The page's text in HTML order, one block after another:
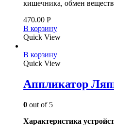
кишечника, обмен
470.00 Р
В корзину
Quick View
В корзину
Quick View
Аппликатор
0 out of 5
Характеристика